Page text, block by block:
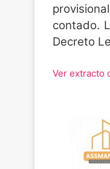
contado.
Decreto
Ver extracto